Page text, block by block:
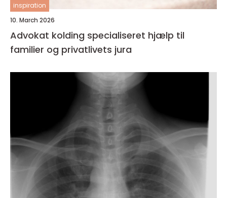
inspiration
10. March 2026
Advokat kolding specialiseret hjælp til
familier og privatlivets jura